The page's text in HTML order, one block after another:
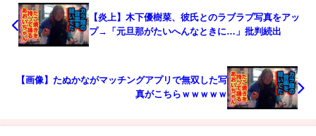
【炎上】木下優樹菜、彼氏とのラブラブ写真をアッ
プ→「元旦那がたいへんなときに…」批判続出
【画像】たぬかながマッチングアプリで無双した写
真がこちらｗｗｗｗｗ